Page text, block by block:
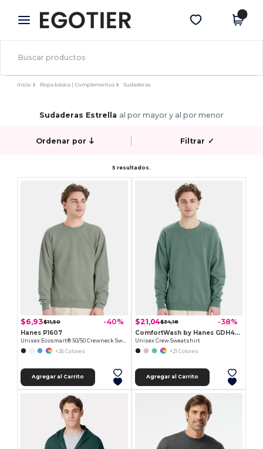
× App de Egotier
¡Mejores precios en app!
Descargar app
Inicio Ropa básica | Complementos Sudaderas
Sudaderas Estrella al por mayor y al por menor
Ordenar por Filtrar ✓
5 resultados.
$6,93$11,50 -40%
Hanes P1607
+26 Colores
Agregar al Carrito
$21,04$34,18 -38%
ComfortWash by Hanes GDH400
Unisex Crew Sweatshirt
+21 Colores
Agregar al Carrito